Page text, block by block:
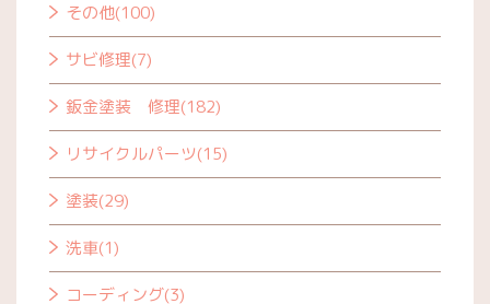
その他(100)
サビ修理(7)
鈑金塗装 修理(182)
リサイクルパーツ(15)
塗装(29)
洗車(1)
コーディング(3)